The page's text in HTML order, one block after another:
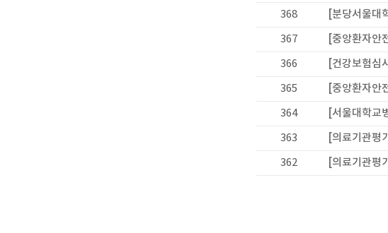
368 [분당서울
367 [중앙환자안
366 [건강보험심
365 [중앙환자안
364 [서울대학교
363 [의료기관평
362 [의료기관평